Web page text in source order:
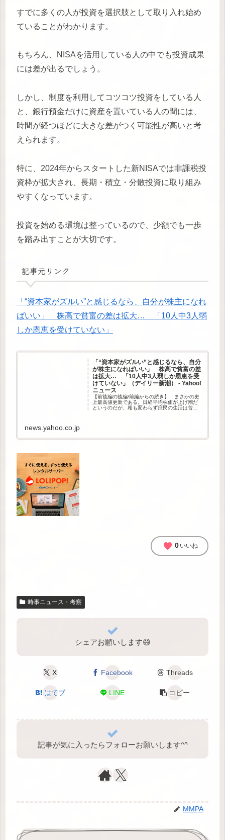
すでに多くの人が投資を選択肢として取り入れ始め
ていることがわかります。
もちろん、NISAを活用している人の中でも投資成果
には差が出るでしょう。
しかし、制度を利用してコツコツ投資をしている人
と、銀行預金だけに資産を置いている人の間には、
時間が経つほどに大きな差がつく可能性が高いと考
えられます。
特に、2024年からスタートした新NISAでは非課税投
資枠が拡大され、長期・積立・分散投資に取り組み
やすくなっています。
投資を始める環境は整っているので、少額でも一歩
を踏み出すことが大切です。
記事元リンク
「“資本家がズルい”と感じるなら、自分が株主になれ
ばいい」 株高で貧富の差は拡大… 「10人中3人弱
しか恩恵を受けていない」
「“資本家がズルい”と感じるなら、自分
が株主になればいい」 株高で貧富の差
は拡大… 「10人中3人弱しか恩恵を受
けていない」（デイリー新潮） - Yahoo!
ニュース
【前後編の後編/前編からの続き】 まさかの史
上最高値更新である。日経平均株価が上げ潮だ
というのだが、相も変わらず庶民の生活は苦し
news.yahoo.co.jp
favorite 0 いいね
時事ニュース・考察
シェアお願いします😄
X Facebook Threads
はてブ LINE コピー
記事が気に入ったらフォローお願いします^⁠^⁠
MMPA